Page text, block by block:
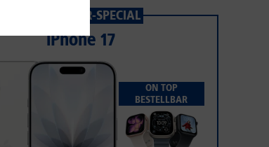
1&1 SOMMER-SPECIAL
iPhone 17
ON TOP
BESTELLBAR